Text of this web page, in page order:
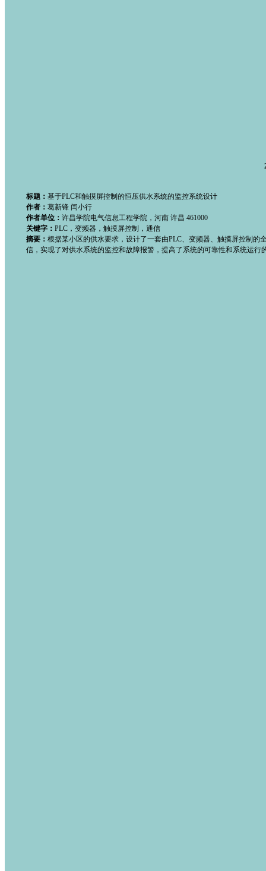
标题： 基于PLC和触摸屏控制的恒压供水系统的监控系统设计
作者： 葛新锋 闫小行
作者单位： 许昌学院电气信息工程学院，河南 许昌 461000
关键字： PLC，变频器，触摸屏控制，通信
摘要： 根据某小区的供水要求，设计了一套由PLC、变频器、触摸屏控制
信，实现了对供水系统的监控和故障报警，提高了系统的可靠性和系统运行